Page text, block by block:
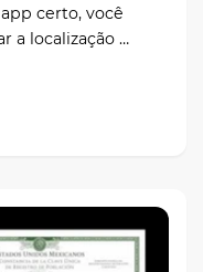
certo, você
a localização …